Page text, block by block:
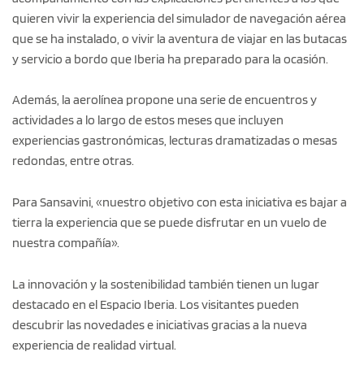
quieren vivir la experiencia del simulador de navegación aérea
que se ha instalado, o vivir la aventura de viajar en las butacas
y servicio a bordo que Iberia ha preparado para la ocasión.
Además, la aerolínea propone una serie de encuentros y
actividades a lo largo de estos meses que incluyen
experiencias gastronómicas, lecturas dramatizadas o mesas
redondas, entre otras.
Para Sansavini, «nuestro objetivo con esta iniciativa es bajar a
tierra la experiencia que se puede disfrutar en un vuelo de
nuestra compañía».
La innovación y la sostenibilidad también tienen un lugar
destacado en el Espacio Iberia. Los visitantes pueden
descubrir las novedades e iniciativas gracias a la nueva
experiencia de realidad virtual.